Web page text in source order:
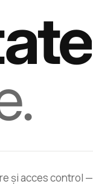
și acces control —